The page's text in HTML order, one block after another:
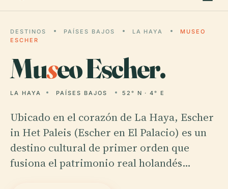
DESTINOS PAÍSES BAJOS LA HAYA
MUSEO
ESCHER
Museo Escher.
LA HAYA PAÍSES BAJOS 52° N · 4° E
Ubicado en el corazón de La Haya, Escher
in Het Paleis (Escher en El Palacio) es un
destino cultural de primer orden que
fusiona el patrimonio real holandés…